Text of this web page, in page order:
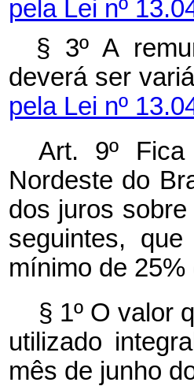
pela Lei nº
§ 3º A
deverá ser
pela Lei nº
Art. 9º
Nordeste do
dos juros
seguintes,
mínimo de
§ 1º O valor
utilizado
mês de junho